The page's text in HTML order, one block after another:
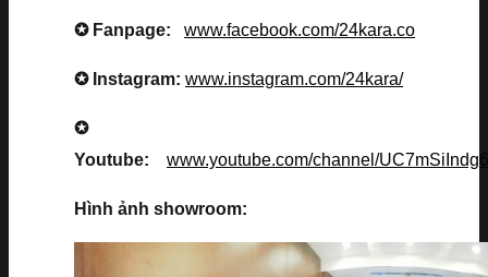
✪ Fanpage: www.facebook.com/24kara.co
✪ Instagram: www.instagram.com/24kara/
✪
Youtube: www.youtube.com/channel/
Hình ảnh showroom: